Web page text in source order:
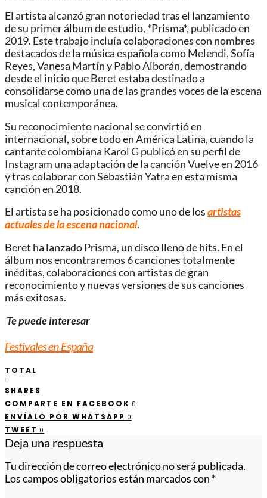
El artista alcanzó gran notoriedad tras el lanzamiento
de su primer álbum de estudio, *Prisma*, publicado en
2019. Este trabajo incluía colaboraciones con nombres
destacados de la música española como Melendi, Sofía
Reyes, Vanesa Martín y Pablo Alborán, demostrando
desde el inicio que Beret estaba destinado a
consolidarse como una de las grandes voces de la escena
musical contemporánea.
Su reconocimiento nacional se convirtió en
internacional, sobre todo en América Latina, cuando la
cantante colombiana Karol G publicó en su perfil de
Instagram una adaptación de la canción Vuelve en 2016
y tras colaborar con Sebastián Yatra en esta misma
canción en 2018.
El artista se ha posicionado como uno de losartistas
actuales de la escena nacional.
Beret ha lanzado Prisma, un disco lleno de hits. En el
álbum nos encontraremos 6 canciones totalmente
inéditas, colaboraciones con artistas de gran
reconocimiento y nuevas versiones de sus canciones
más exitosas.
Te puede interesar
Festivales en España
TOTAL
0
SHARES
COMPARTE EN FACEBOOK 0
ENVÍALO POR WHATSAPP 0
TWEET 0
Deja una respuesta
Tu dirección de correo electrónico no será publicada.
Los campos obligatorios están marcados con *